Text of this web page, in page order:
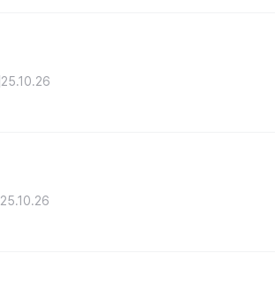
25.10.26
25.10.26